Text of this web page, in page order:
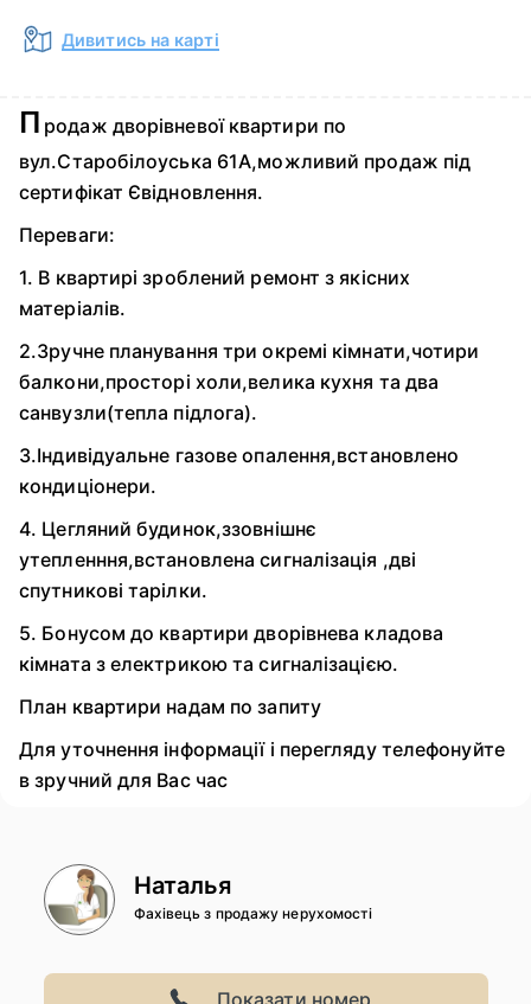
Дивитись на карті
П родаж дворівневої квартири по
вул.Старобілоуська 61А,можливий продаж під
сертифікат Євідновлення.
Переваги:
1. В квартирі зроблений ремонт з якісних
матеріалів.
2.Зручне планування три окремі кімнати,чотири
балкони,просторі холи,велика кухня та два
санвузли(тепла підлога).
3.Індивідуальне газове опалення,встановлено
кондиціонери.
4. Цегляний будинок,ззовнішнє
утепленння,встановлена сигналізація ,дві
спутникові тарілки.
5. Бонусом до квартири дворівнева кладова
кімната з електрикою та сигналізацією.
План квартири надам по запиту
Для уточнення інформації і перегляду телефонуйте
в зручний для Вас час
Наталья
Фахівець з продажу нерухомості